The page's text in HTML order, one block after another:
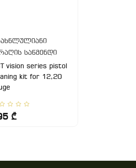
საწმენდი
vision series pistol
kit for 12,20
₾